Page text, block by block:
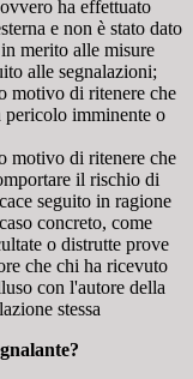
ha effettuato
e non è stato dato
merito alle misure
alle segnalazioni;
motivo di ritenere che
pericolo imminente o
motivo di ritenere che
il rischio di
seguito in ragione
concreto, come
o distrutte prove
che chi ha ricevuto
con l'autore della
stessa